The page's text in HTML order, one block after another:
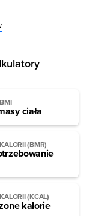
ciała
(BMR)
(KCAL)
kalorie